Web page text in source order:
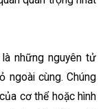
là những nguyên tử
ngoài cùng. Chúng
cơ thể hoặc hình